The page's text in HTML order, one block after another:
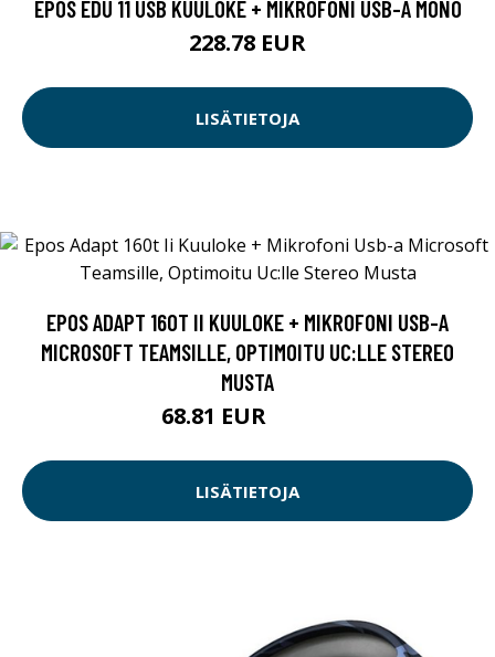
EPOS EDU 11 USB KUULOKE + MIKROFONI USB-A MONO
228.78 EUR
LISÄTIETOJA
EPOS ADAPT 160T II KUULOKE + MIKROFONI USB-A
MICROSOFT TEAMSILLE, OPTIMOITU UC:LLE STEREO
MUSTA
68.81 EUR
LISÄTIETOJA